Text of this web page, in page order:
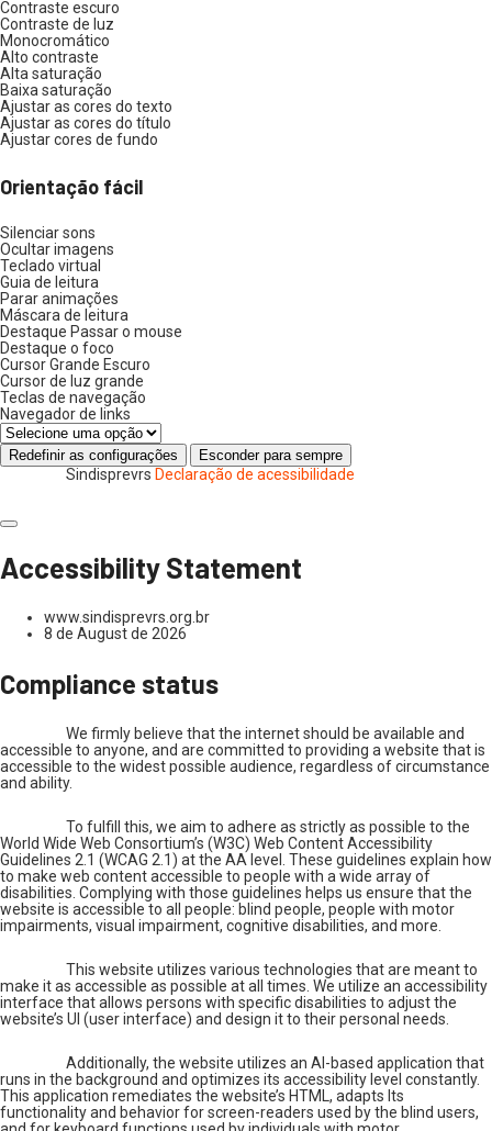
Contraste escuro
Contraste de luz
Monocromático
Alto contraste
Alta saturação
Baixa saturação
Ajustar as cores do texto
Ajustar as cores do título
Ajustar cores de fundo
Orientação fácil
Silenciar sons
Ocultar imagens
Teclado virtual
Guia de leitura
Parar animações
Máscara de leitura
Destaque Passar o mouse
Destaque o foco
Cursor Grande Escuro
Cursor de luz grande
Teclas de navegação
Navegador de links
Redefinir as configurações Esconder para sempre
Sindisprevrs Declaração de acessibilidade
Accessibility Statement
www.sindisprevrs.org.br
8 de August de 2026
Compliance status
We firmly believe that the internet should be available and
accessible to anyone, and are committed to providing a website that is
accessible to the widest possible audience, regardless of circumstance
and ability.
To fulfill this, we aim to adhere as strictly as possible to the
World Wide Web Consortium’s (W3C) Web Content Accessibility
Guidelines 2.1 (WCAG 2.1) at the AA level. These guidelines explain how
to make web content accessible to people with a wide array of
disabilities. Complying with those guidelines helps us ensure that the
website is accessible to all people: blind people, people with motor
impairments, visual impairment, cognitive disabilities, and more.
This website utilizes various technologies that are meant to
make it as accessible as possible at all times. We utilize an accessibility
interface that allows persons with specific disabilities to adjust the
website’s UI (user interface) and design it to their personal needs.
Additionally, the website utilizes an AI-based application that
runs in the background and optimizes its accessibility level constantly.
This application remediates the website’s HTML, adapts Its
functionality and behavior for screen-readers used by the blind users,